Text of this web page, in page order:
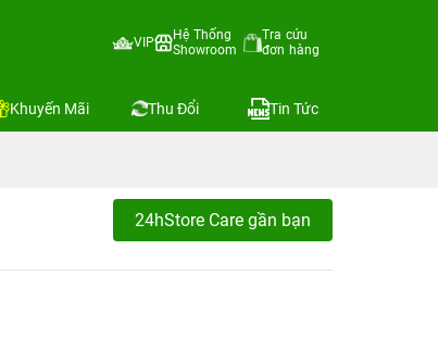
VIP
Hệ Thống
Showroom
Tra cứu
đơn hàng
Khuyến Mãi Thu Đổi Tin Tức
24hStore Care gần bạn